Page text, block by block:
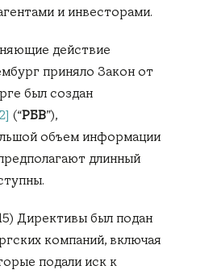
и инвесторами.
действие
приняло Закон от
был создан
(“РБВ”),
объем информации
длинный
Директивы был подан
компаний, включая
подали иск к